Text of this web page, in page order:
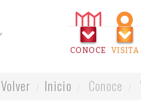
CONOCE VISITA
Volver Inicio Conoce